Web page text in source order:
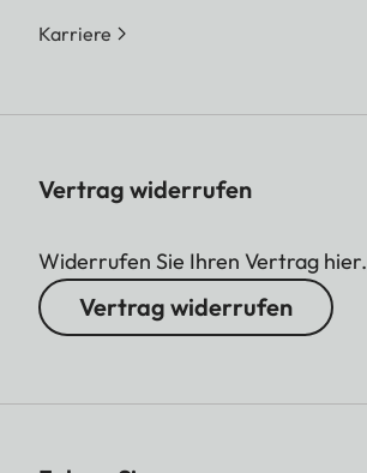
Karriere
Vertrag widerrufen
Widerrufen Sie Ihren Vertrag hier.
Vertrag widerrufen